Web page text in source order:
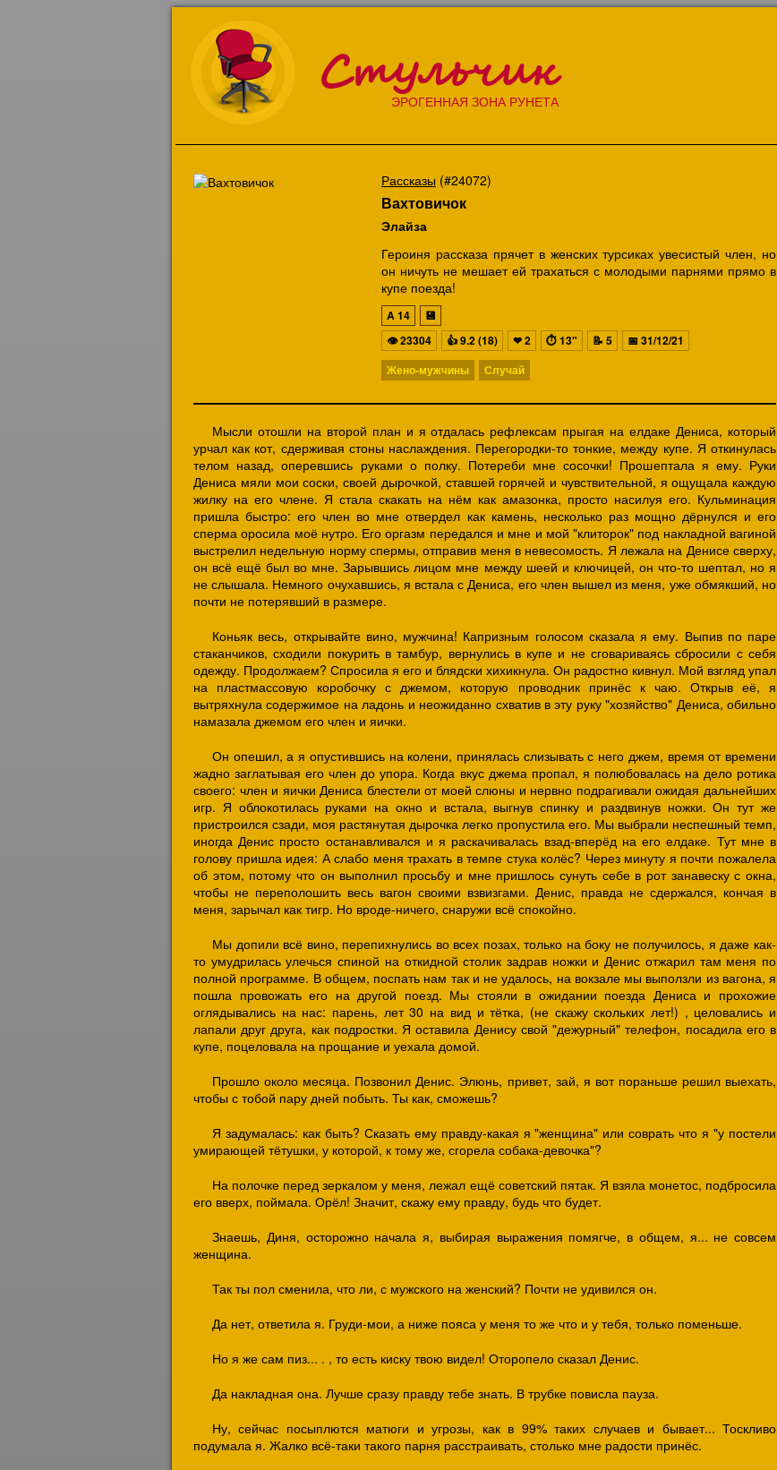
Стульчик
ЭРОГЕННАЯ ЗОНА РУНЕТА
Рассказы (#24072)
Вахтовичок
Элайза
Героиня рассказа прячет в женских турсиках увесистый член, но
он ничуть не мешает ей трахаться с молодыми парнями прямо в
купе поезда!
A14
💾
👁23304 👍9.2 (18) ❤2 ⏱13" 📝 5 📅 31/12/21
Жено-мужчины
Случай
Мысли отошли на второй план и я отдалась рефлексам прыгая на елдаке Дениса, который
урчал как кот, сдерживая стоны наслаждения. Перегородки-то тонкие, между купе. Я откинулась
телом назад, оперевшись руками о полку. Потереби мне сосочки! Прошептала я ему. Руки
Дениса мяли мои соски, своей дырочкой, ставшей горячей и чувствительной, я ощущала каждую
жилку на его члене. Я стала скакать на нём как амазонка, просто насилуя его. Кульминация
пришла быстро: его член во мне отвердел как камень, несколько раз мощно дёрнулся и его
сперма оросила моё нутро. Его оргазм передался и мне и мой "клиторок" под накладной вагиной
выстрелил недельную норму спермы, отправив меня в невесомость. Я лежала на Денисе сверху,
он всё ещё был во мне. Зарывшись лицом мне между шеей и ключицей, он что-то шептал, но я
не слышала. Немного очухавшись, я встала с Дениса, его член вышел из меня, уже обмякший, но
почти не потерявший в размере.
Коньяк весь, открывайте вино, мужчина! Капризным голосом сказала я ему. Выпив по паре
стаканчиков, сходили покурить в тамбур, вернулись в купе и не сговариваясь сбросили с себя
одежду. Продолжаем? Спросила я его и блядски хихикнула. Он радостно кивнул. Мой взгляд упал
на пластмассовую коробочку с джемом, которую проводник принёс к чаю. Открыв её, я
вытряхнула содержимое на ладонь и неожиданно схватив в эту руку "хозяйство" Дениса, обильно
намазала джемом его член и яички.
Он опешил, а я опустившись на колени, принялась слизывать с него джем, время от времени
жадно заглатывая его член до упора. Когда вкус джема пропал, я полюбовалась на дело ротика
своего: член и яички Дениса блестели от моей слюны и нервно подрагивали ожидая дальнейших
игр. Я облокотилась руками на окно и встала, выгнув спинку и раздвинув ножки. Он тут же
пристроился сзади, моя растянутая дырочка легко пропустила его. Мы выбрали неспешный темп,
иногда Денис просто останавливался и я раскачивалась взад-вперёд на его елдаке. Тут мне в
голову пришла идея: А слабо меня трахать в темпе стука колёс? Через минуту я почти пожалела
об этом, потому что он выполнил просьбу и мне пришлось сунуть себе в рот занавеску с окна,
чтобы не переполошить весь вагон своими взвизгами. Денис, правда не сдержался, кончая в
меня, зарычал как тигр. Но вроде-ничего, снаружи всё спокойно.
Мы допили всё вино, перепихнулись во всех позах, только на боку не получилось, я даже как-
то умудрилась улечься спиной на откидной столик задрав ножки и Денис отжарил там меня по
полной программе. В общем, поспать нам так и не удалось, на вокзале мы выползли из вагона, я
пошла провожать его на другой поезд. Мы стояли в ожидании поезда Дениса и прохожие
оглядывались на нас: парень, лет 30 на вид и тётка, (не скажу скольких лет!) , целовались и
лапали друг друга, как подростки. Я оставила Денису свой "дежурный" телефон, посадила его в
купе, поцеловала на прощание и уехала домой.
Прошло около месяца. Позвонил Денис. Элюнь, привет, зай, я вот пораньше решил выехать,
чтобы с тобой пару дней побыть. Ты как, сможешь?
Я задумалась: как быть? Сказать ему правду-какая я "женщина" или соврать что я "у постели
умирающей тётушки, у которой, к тому же, сгорела собака-девочка"?
На полочке перед зеркалом у меня, лежал ещё советский пятак. Я взяла монетос, подбросила
его вверх, поймала. Орёл! Значит, скажу ему правду, будь что будет.
Знаешь, Диня, осторожно начала я, выбирая выражения помягче, в общем, я... не совсем
женщина.
Так ты пол сменила, что ли, с мужского на женский? Почти не удивился он.
Да нет, ответила я. Груди-мои, а ниже пояса у меня то же что и у тебя, только поменьше.
Но я же сам пиз... . , то есть киску твою видел! Оторопело сказал Денис.
Да накладная она. Лучше сразу правду тебе знать. В трубке повисла пауза.
Ну, сейчас посыплются матюги и угрозы, как в 99% таких случаев и бывает... Тоскливо
подумала я. Жалко всё-таки такого парня расстраивать, столько мне радости принёс.